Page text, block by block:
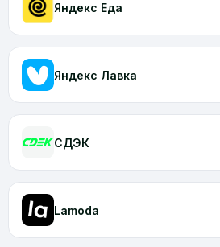
Яндекс Еда
Яндекс Лавка
CДЭК
Lamoda